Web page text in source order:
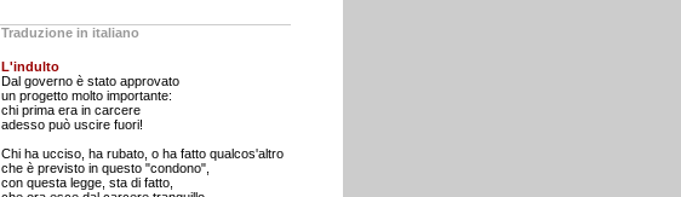
Traduzione in italiano
L'indulto
Dal governo è stato approvato
un progetto molto importante:
chi prima era in carcere
adesso può uscire fuori!
Chi ha ucciso, ha rubato, o ha fatto qualcos'altro
che è previsto in questo "condono",
con questa legge, sta di fatto,